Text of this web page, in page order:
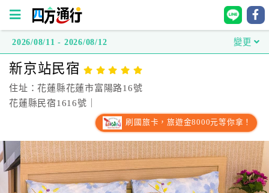
方
通
行
台
2026/08/11 - 2026/08/12 變更
新京站民宿
住址：花蓮縣花蓮市富陽路16號
花蓮縣民宿1616號｜
刷國旅卡，旅遊金8000元等你拿！